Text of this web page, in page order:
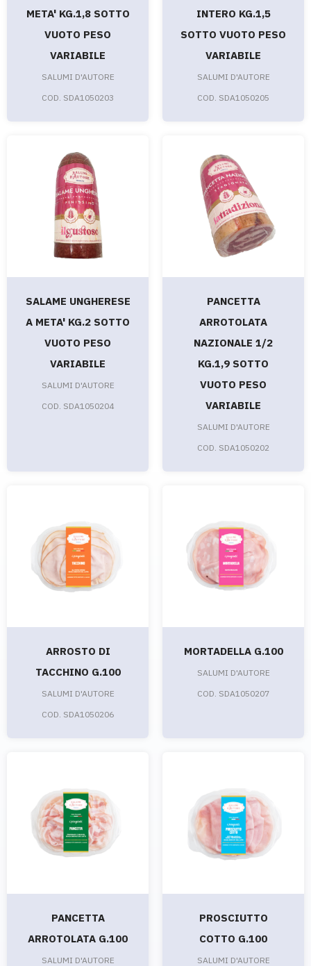
META' KG.1,8 SOTTO
VUOTO PESO
VARIABILE
SALUMI D'AUTORE
COD. SDA1050203
INTERO KG.1,5
SOTTO VUOTO PESO
VARIABILE
SALUMI D'AUTORE
COD. SDA1050205
SALAME UNGHERESE
A META' KG.2 SOTTO
VUOTO PESO
VARIABILE
SALUMI D'AUTORE
COD. SDA1050204
PANCETTA
ARROTOLATA
NAZIONALE 1/2
KG.1,9 SOTTO
VUOTO PESO
VARIABILE
SALUMI D'AUTORE
COD. SDA1050202
ARROSTO DI
TACCHINO G.100
SALUMI D'AUTORE
COD. SDA1050206
MORTADELLA G.100
SALUMI D'AUTORE
COD. SDA1050207
PANCETTA
ARROTOLATA G.100
SALUMI D'AUTORE
PROSCIUTTO
COTTO G.100
SALUMI D'AUTORE